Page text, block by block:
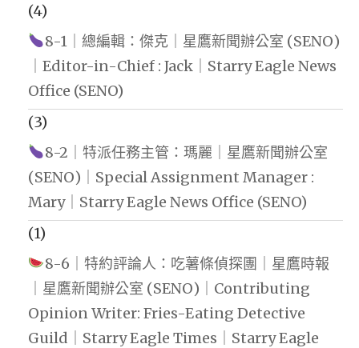
(4)
8-1｜總編輯：傑克｜星鷹新聞辦公室 (SENO)
｜Editor-in-Chief : Jack｜Starry Eagle News
Office (SENO)
(3)
8-2｜特派任務主管：瑪麗｜星鷹新聞辦公室
(SENO)｜Special Assignment Manager :
Mary｜Starry Eagle News Office (SENO)
(1)
8-6｜特約評論人：吃薯條偵探團｜星鷹時報
｜星鷹新聞辦公室 (SENO)｜Contributing
Opinion Writer: Fries-Eating Detective
Guild｜Starry Eagle Times｜Starry Eagle